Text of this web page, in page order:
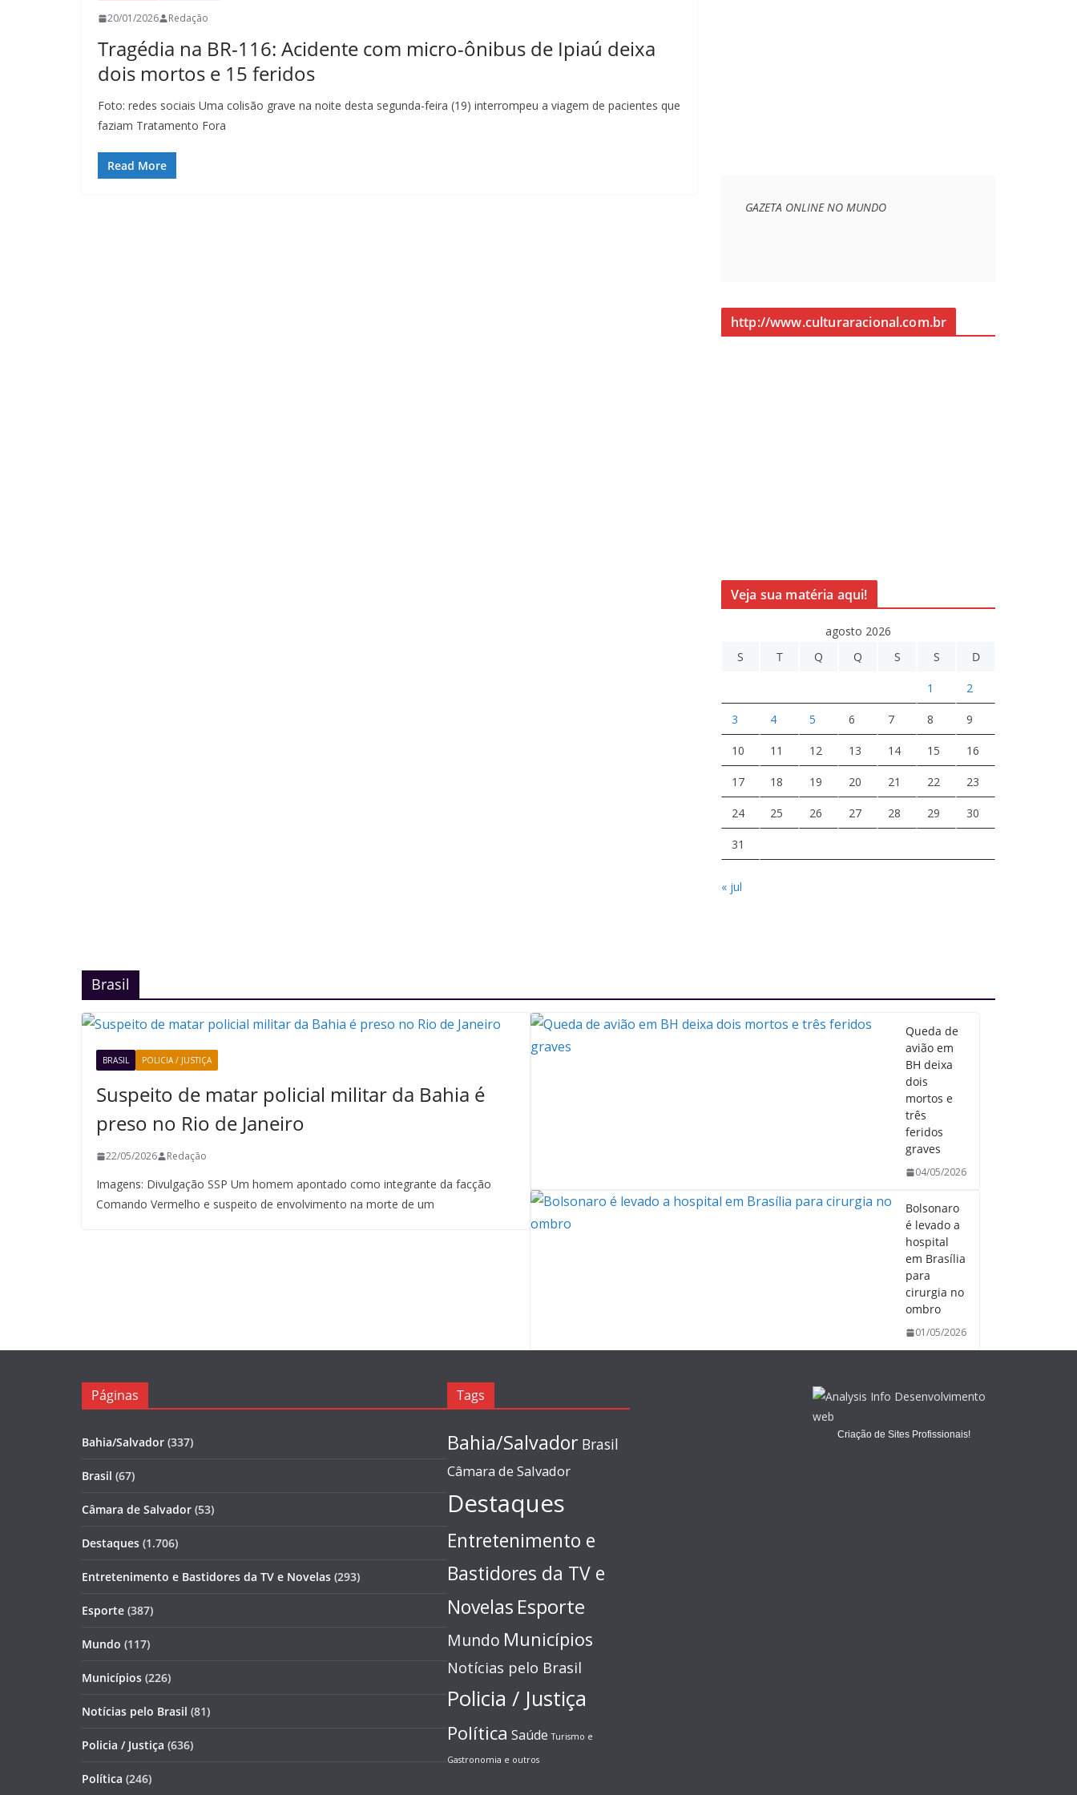
20/01/2026 Redação
Tragédia na BR-116: Acidente com micro-ônibus de Ipiaú deixa
dois mortos e 15 feridos
Foto: redes sociais Uma colisão grave na noite desta segunda-feira (19) interrompeu a viagem de pacientes que
faziam Tratamento Fora
Read More
GAZETA ONLINE NO MUNDO
http://www.culturaracional.com.br
Veja sua matéria aqui!
agosto 2026
S
T Q Q S S D
1 2
3 4 5 6 7 8 9
10 11 12 13 14 15 16
17 18 19 20 21 22 23
24 25 26 27 28 29 30
31
« jul
Brasil
BRASIL POLICIA / JUSTIÇA
Suspeito de matar policial militar da Bahia é
preso no Rio de Janeiro
22/05/2026 Redação
Imagens: Divulgação SSP Um homem apontado como integrante da facção
Comando Vermelho e suspeito de envolvimento na morte de um
Queda de
avião em
BH deixa
dois
mortos e
três
feridos
graves
04/05/2026
Bolsonaro
é levado a
hospital
em Brasília
para
cirurgia no
ombro
01/05/2026
Páginas
Bahia/Salvador (337)
Brasil (67)
Câmara de Salvador (53)
Destaques (1.706)
Entretenimento e Bastidores da TV e Novelas (293)
Esporte (387)
Mundo (117)
Municípios (226)
Notícias pelo Brasil (81)
Policia / Justiça (636)
Política (246)
Tags
Bahia/Salvador Brasil
Câmara de Salvador
Destaques
Entretenimento e
Bastidores da TV e
Novelas Esporte
Mundo Municípios
Notícias pelo Brasil
Policia / Justiça
Política Saúde Turismo e
Gastronomia e outros
Criação de Sites Profissionais!